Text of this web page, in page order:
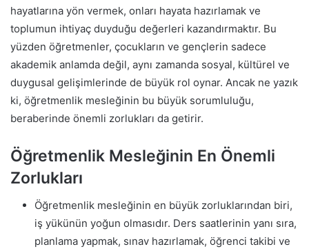
hayatlarına yön vermek, onları hayata hazırlamak ve
toplumun ihtiyaç duyduğu değerleri kazandırmaktır. Bu
yüzden öğretmenler, çocukların ve gençlerin sadece
akademik anlamda değil, aynı zamanda sosyal, kültürel ve
duygusal gelişimlerinde de büyük rol oynar. Ancak ne yazık
ki, öğretmenlik mesleğinin bu büyük sorumluluğu,
beraberinde önemli zorlukları da getirir.
Öğretmenlik Mesleğinin En Önemli
Zorlukları
Öğretmenlik mesleğinin en büyük zorluklarından biri,
iş yükünün yoğun olmasıdır. Ders saatlerinin yanı sıra,
planlama yapmak, sınav hazırlamak, öğrenci takibi ve